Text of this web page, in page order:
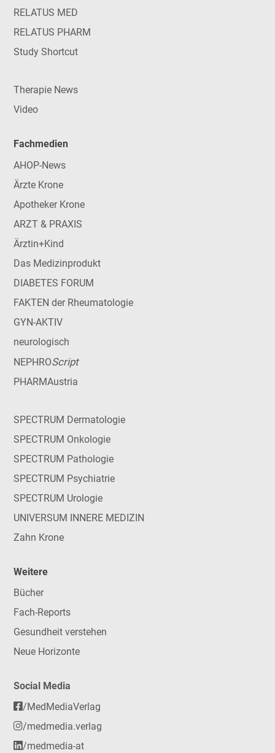
RELATUS MED
RELATUS PHARM
Study Shortcut
Therapie News
Video
Fachmedien
AHOP-News
Ärzte Krone
Apotheker Krone
ARZT & PRAXIS
Ärztin+Kind
Das Medizinprodukt
DIABETES FORUM
FAKTEN der Rheumatologie
GYN-AKTIV
neurologisch
NEPHROScript
PHARMAustria
SPECTRUM Dermatologie
SPECTRUM Onkologie
SPECTRUM Pathologie
SPECTRUM Psychiatrie
SPECTRUM Urologie
UNIVERSUM INNERE MEDIZIN
Zahn Krone
Weitere
Bücher
Fach-Reports
Gesundheit verstehen
Neue Horizonte
Social Media
/MedMediaVerlag
/medmedia.verlag
/medmedia-at